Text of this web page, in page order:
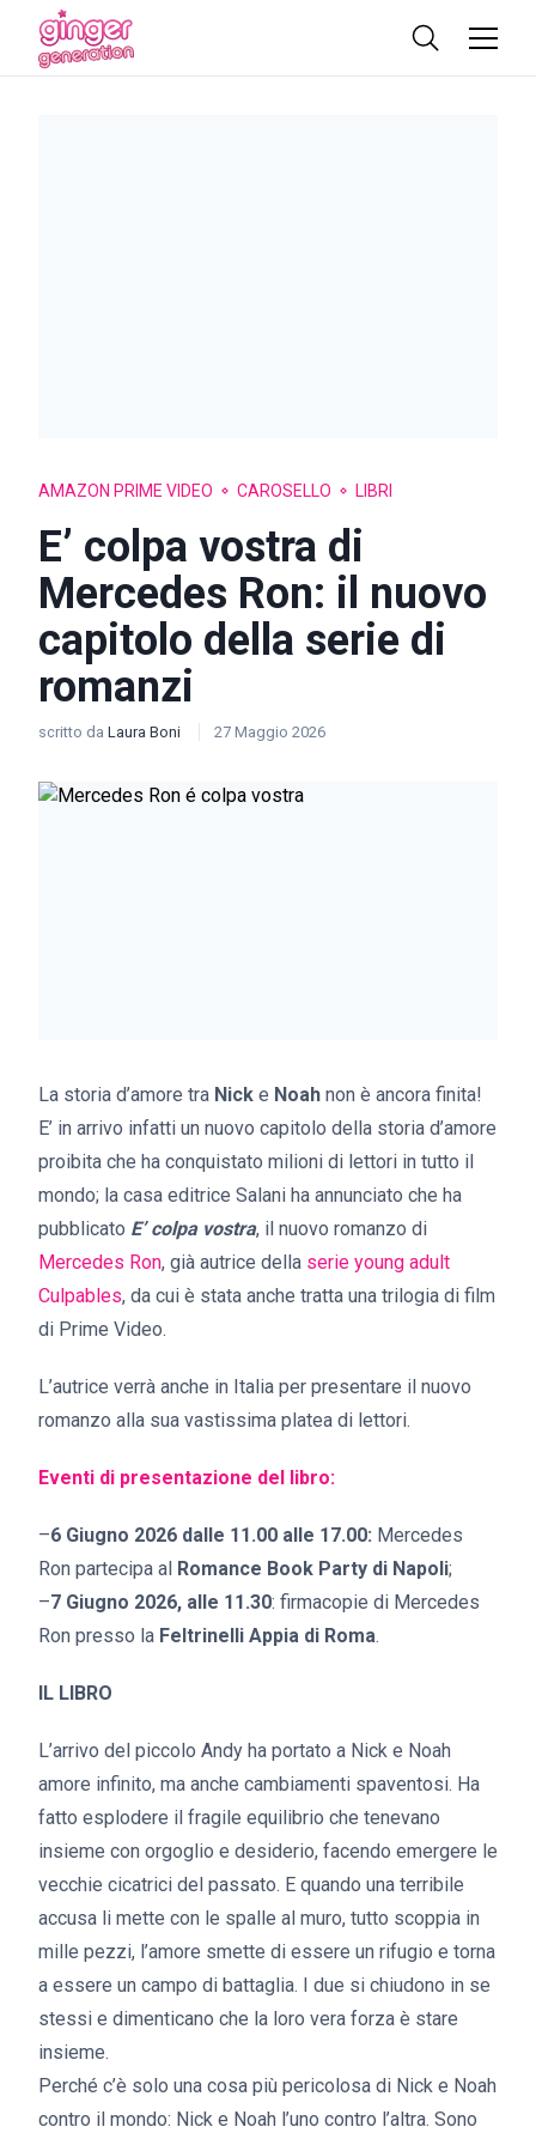
AMAZON PRIME VIDEO CAROSELLO LIBRI
E’ colpa vostra di
Mercedes Ron: il nuovo
capitolo della serie di
romanzi
scritto da Laura Boni 27 Maggio 2026
La storia d’amore tra Nick e Noah non è ancora finita!
E’ in arrivo infatti un nuovo capitolo della storia d’amore
proibita che ha conquistato milioni di lettori in tutto il
mondo; la casa editrice Salani ha annunciato che ha
pubblicato E’ colpa vostra, il nuovo romanzo di
Mercedes Ron, già autrice della serie young adult
Culpables, da cui è stata anche tratta una trilogia di film
di Prime Video.
L’autrice verrà anche in Italia per presentare il nuovo
romanzo alla sua vastissima platea di lettori.
Eventi di presentazione del libro:
–6 Giugno 2026 dalle 11.00 alle 17.00: Mercedes
Ron partecipa al Romance Book Party di Napoli;
–7 Giugno 2026, alle 11.30: firmacopie di Mercedes
Ron presso la Feltrinelli Appia di Roma.
IL LIBRO
L’arrivo del piccolo Andy ha portato a Nick e Noah
amore infinito, ma anche cambiamenti spaventosi. Ha
fatto esplodere il fragile equilibrio che tenevano
insieme con orgoglio e desiderio, facendo emergere le
vecchie cicatrici del passato. E quando una terribile
accusa li mette con le spalle al muro, tutto scoppia in
mille pezzi, l’amore smette di essere un rifugio e torna
a essere un campo di battaglia. I due si chiudono in se
stessi e dimenticano che la loro vera forza è stare
insieme.
Perché c’è solo una cosa più pericolosa di Nick e Noah
contro il mondo: Nick e Noah l’uno contro l’altra. Sono